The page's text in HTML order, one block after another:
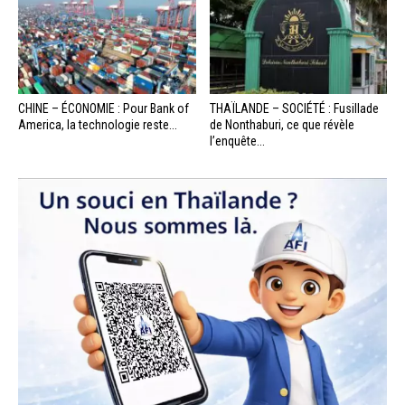
CHINE – ÉCONOMIE : Pour Bank of
America, la technologie reste...
THAÏLANDE – SOCIÉTÉ : Fusillade
de Nonthaburi, ce que révèle
l’enquête...